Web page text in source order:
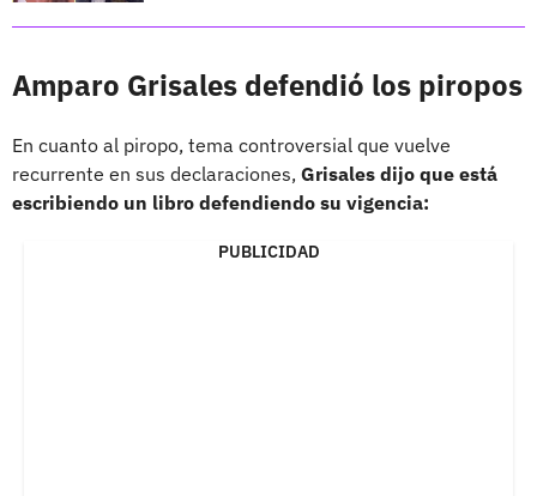
Amparo Grisales defendió los piropos
En cuanto al piropo, tema controversial que vuelve
recurrente en sus declaraciones, Grisales dijo que está
escribiendo un libro defendiendo su vigencia:
PUBLICIDAD